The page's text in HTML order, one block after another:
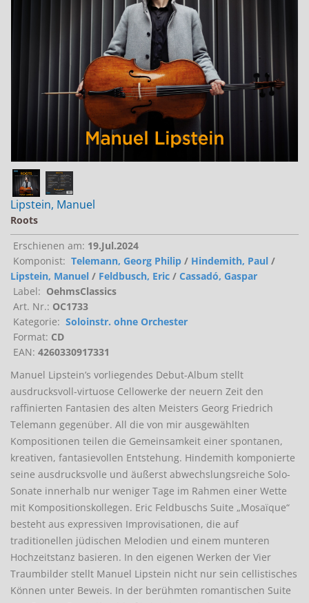
Naxos Deutschland Blog
Lipstein, Manuel
Roots
Erschienen am: 19.Jul.2024
Komponist: Telemann, Georg Philip / Hindemith, Paul /
Lipstein, Manuel / Feldbusch, Eric / Cassadó, Gaspar
Label: OehmsClassics
Art. Nr.: OC1733
Kategorie: Soloinstr. ohne Orchester
Format: CD
EAN: 4260330917331
Manuel Lipstein’s vorliegendes Debut-Album stellt
ausdrucksvoll-virtuose Cellowerke der neuern Zeit den
raffinierten Fantasien des alten Meisters Georg Friedrich
Telemann gegenüber. All die von mir ausgewählten
Kompositionen teilen die Gemeinsamkeit einer spontanen,
kreativen, fantasievollen Entstehung. Hindemith komponierte
seine ausdrucksvolle und äußerst abwechslungsreiche Solo-
Sonate innerhalb nur weniger Tage im Rahmen einer Wette
mit Kompositionskollegen. Eric Feldbuschs Suite „Mosaïque“
besteht aus expressiven Improvisationen, die auf
traditionellen jüdischen Melodien und einem munteren
Hochzeitstanz basieren. In den eigenen Werken der Vier
Traumbilder stellt Manuel Lipstein nicht nur sein cellistisches
Können unter Beweis. In der berühmten romantischen Suite